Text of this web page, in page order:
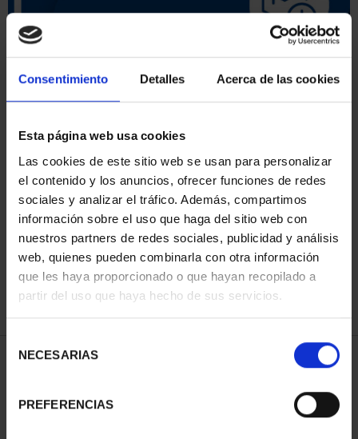
Consentimiento Detalles Acerca de las cookies
Esta página web usa cookies
Las cookies de este sitio web se usan para personalizar
el contenido y los anuncios, ofrecer funciones de redes
sociales y analizar el tráfico. Además, compartimos
información sobre el uso que haga del sitio web con
nuestros partners de redes sociales, publicidad y análisis
web, quienes pueden combinarla con otra información
que les haya proporcionado o que hayan recopilado a
partir del uso que haya hecho de sus servicios.
NECESARIAS
PREFERENCIAS
SORT BY:
REFINE
1 Products found